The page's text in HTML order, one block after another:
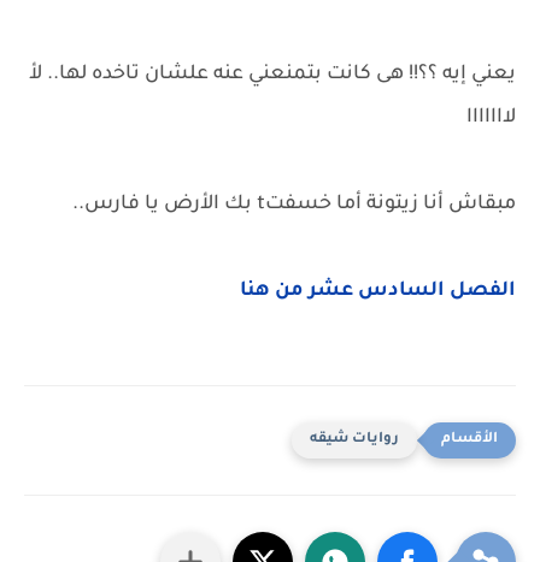
يعني إيه ؟؟!! هى كانت بتمنعني عنه علشان تاخده لها.. لأ
لااااااا
مبقاش أنا زيتونة أما خسفتt بك الأرض يا فارس..
الفصل السادس عشر من هنا
روايات شيقه